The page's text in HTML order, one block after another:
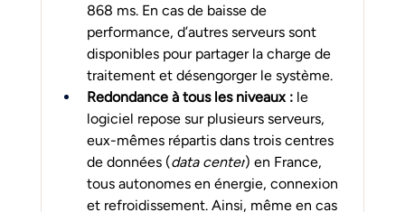
868 ms. En cas de baisse de
performance, d’autres serveurs sont
disponibles pour partager la charge de
traitement et désengorger le système.
Redondance à tous les niveaux : le
logiciel repose sur plusieurs serveurs,
eux-mêmes répartis dans trois centres
de données (data center) en France,
tous autonomes en énergie, connexion
et refroidissement. Ainsi, même en cas